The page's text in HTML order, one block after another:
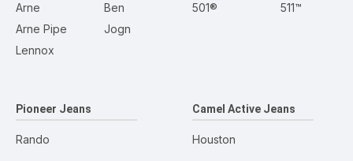
Arne
Arne Pipe
Lennox
Ben
Jogn
501® 511™
Pioneer Jeans
Rando
Camel Active Jeans
Houston